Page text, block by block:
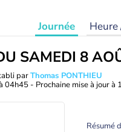
Journée Heure
SAMEDI 8
parThomas PONTHIEU
04h45 - Prochaine mise à jour à
Résumé